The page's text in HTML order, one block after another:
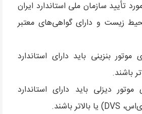
تأیید سازمان ملی استاندارد ایران
زیست و دارای گواهی‌های معتبر
بنزینی باید دارای استاندارد
دیزلی باید دارای استاندارد